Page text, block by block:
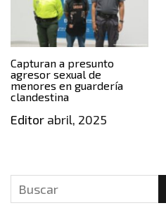
Capturan a presunto
agresor sexual de
menores en guardería
clandestina
Editor abril, 2025